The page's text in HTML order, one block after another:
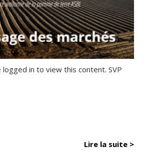
in to view this content. SVP
Lire la suite >